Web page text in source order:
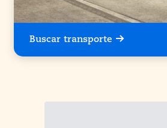
Buscar transporte